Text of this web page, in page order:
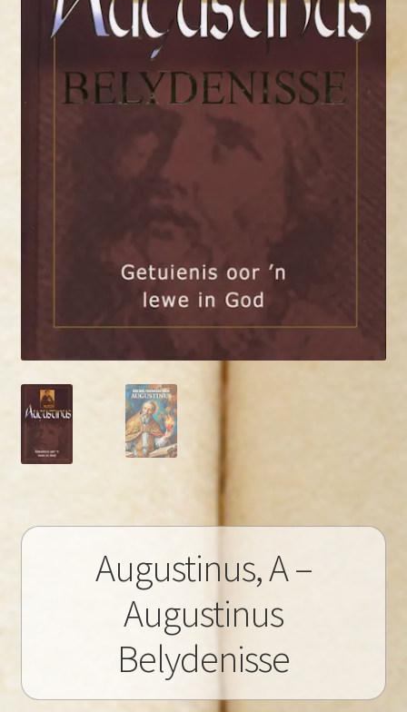
Augustinus, A –
Augustinus
Belydenisse